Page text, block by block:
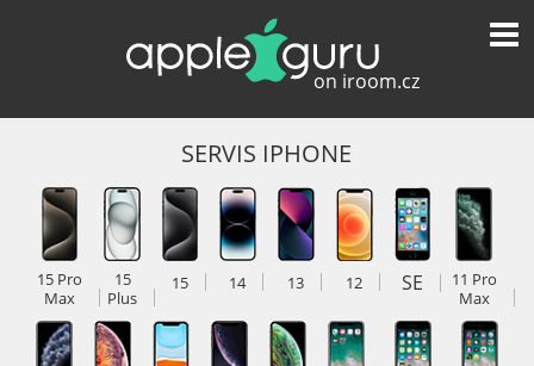
SERVIS IPHONE
15 Pro
Max
15
Plus
15 14 13 12 SE
11 Pro
Max